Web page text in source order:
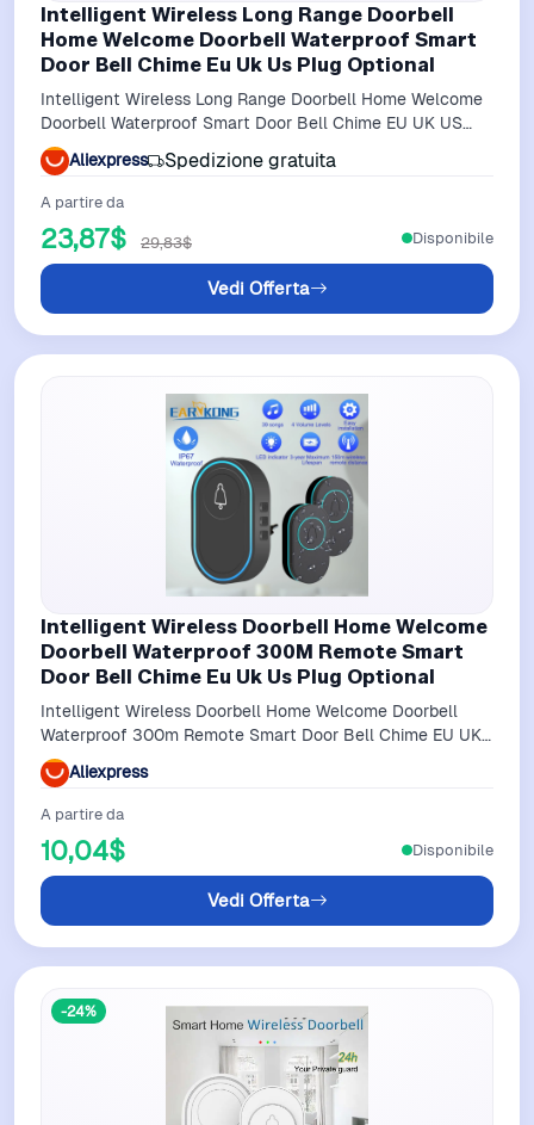
Intelligent Wireless Long Range Doorbell
Home Welcome Doorbell Waterproof Smart
Door Bell Chime Eu Uk Us Plug Optional
Intelligent Wireless Long Range Doorbell Home Welcome
Doorbell Waterproof Smart Door Bell Chime EU UK US
Plug Optional
Aliexpress Spedizione gratuita
A partire da
23,87$ 29,83$
Vedi Offerta
Disponibile
Intelligent Wireless Doorbell Home Welcome
Doorbell Waterproof 300M Remote Smart
Door Bell Chime Eu Uk Us Plug Optional
Intelligent Wireless Doorbell Home Welcome Doorbell
Waterproof 300m Remote Smart Door Bell Chime EU UK
US Plug Optional
Aliexpress
A partire da
10,04$
Vedi Offerta
Disponibile
-24%